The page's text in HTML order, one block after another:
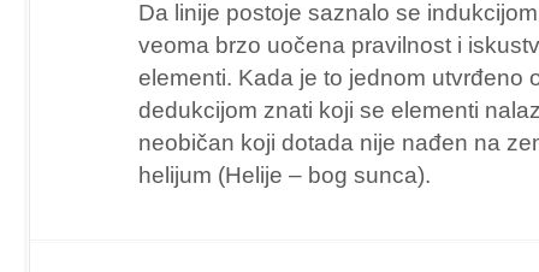
Da linije postoje saznalo se
veoma brzo uočena pravilnost i
elementi. Kada je to jednom utvrđeno
dedukcijom znati koji se elementi
neobičan koji dotada nije nađen na
helijum (Helije – bog sunca).